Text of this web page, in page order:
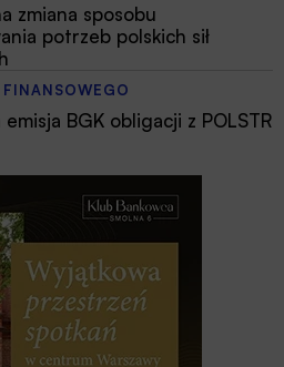
zmiana sposobu
potrzeb polskich sił
emisja BGK obligacji z POLSTR